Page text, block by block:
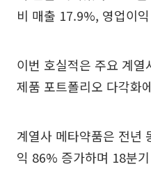
비 매출 17.9%, 영업이
이번 호실적은 주요 계
제품 포트폴리오 다각화
계열사 메타약품은 전년
익 86% 증가하며 18분